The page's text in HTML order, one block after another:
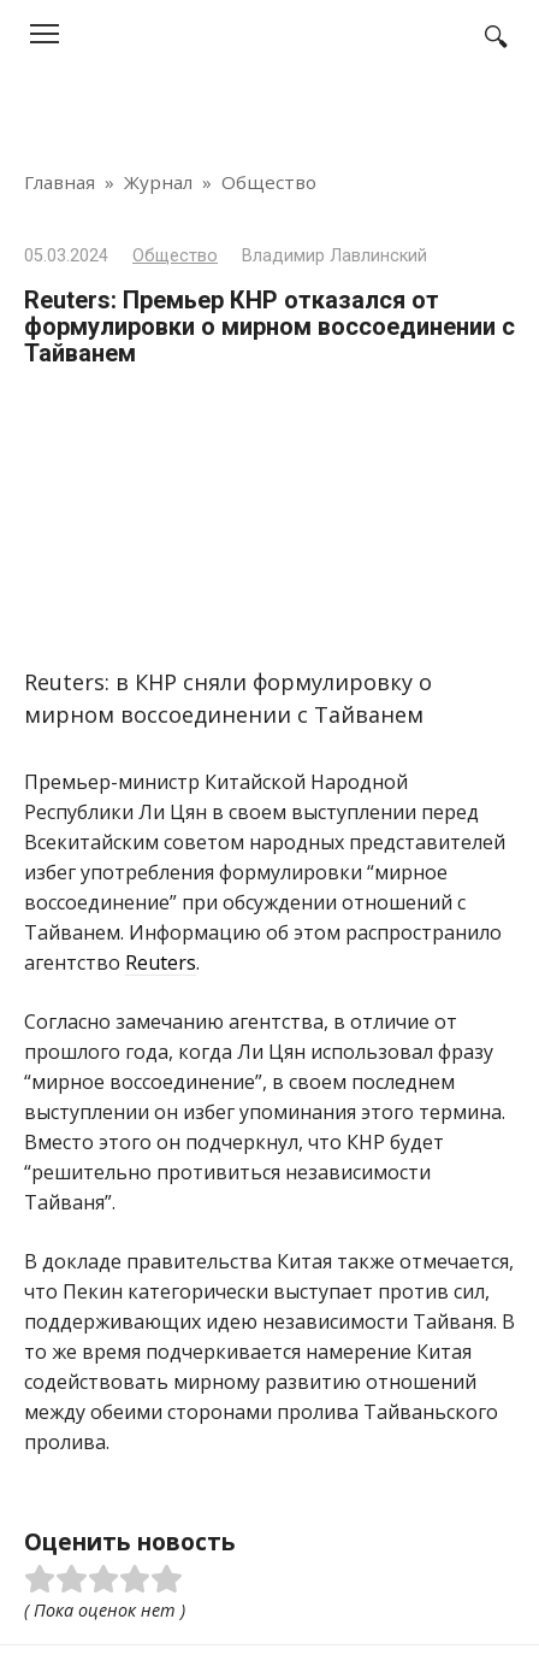
Главная » Журнал » Общество
05.03.2024 Общество Владимир Лавлинский
Reuters: Премьер КНР отказался от
формулировки о мирном воссоединении с
Тайванем
Reuters: в КНР сняли формулировку о
мирном воссоединении с Тайванем
Премьер-министр Китайской Народной
Республики Ли Цян в своем выступлении перед
Всекитайским советом народных представителей
избег употребления формулировки “мирное
воссоединение” при обсуждении отношений с
Тайванем. Информацию об этом распространило
агентство Reuters.
Согласно замечанию агентства, в отличие от
прошлого года, когда Ли Цян использовал фразу
“мирное воссоединение”, в своем последнем
выступлении он избег упоминания этого термина.
Вместо этого он подчеркнул, что КНР будет
“решительно противиться независимости
Тайваня”.
В докладе правительства Китая также отмечается,
что Пекин категорически выступает против сил,
поддерживающих идею независимости Тайваня. В
то же время подчеркивается намерение Китая
содействовать мирному развитию отношений
между обеими сторонами пролива Тайваньского
пролива.
Оценить новость
( Пока оценок нет )